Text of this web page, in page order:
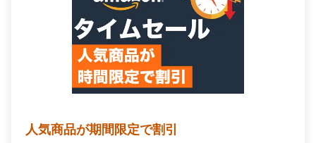
人気商品が期間限定で割引